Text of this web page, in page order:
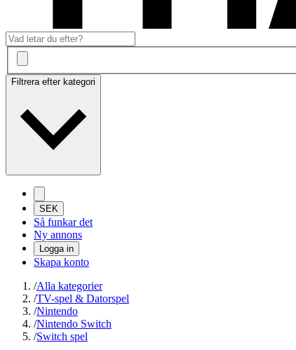
Filtrera efter kategori
SEK
Så funkar det
Ny annons
Logga in
Skapa konto
/Alla kategorier
/TV-spel & Datorspel
/Nintendo
/Nintendo Switch
/Switch spel